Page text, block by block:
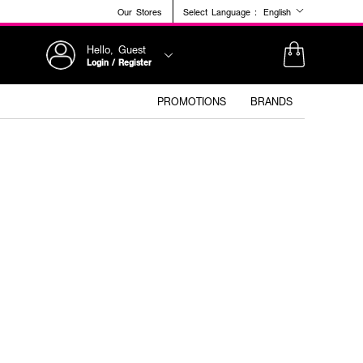
Our Stores Select Language : English
Hello, Guest
Login / Register
PROMOTIONS BRANDS